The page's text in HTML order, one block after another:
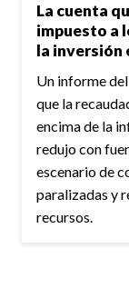
La cuenta
impuesto a
la inversión
Un informe
que la
encima de la
redujo con
escenario de
paralizadas y
recursos.